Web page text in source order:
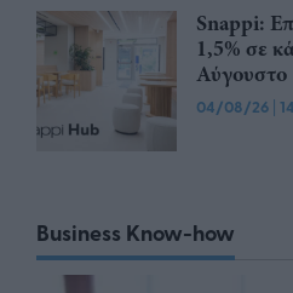
Snappi:
1,5% σε
Αύγουστο
04/08/26 |
Business Know-how